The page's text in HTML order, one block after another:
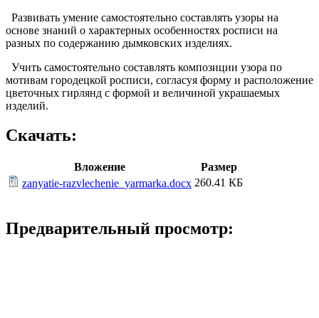
Развивать умение самостоятельно составлять узоры на
основе знаний о характерных особенностях росписи на
разных по содержанию дымковских изделиях.
Учить самостоятельно составлять композиции узора по
мотивам городецкой росписи, согласуя форму и расположение
цветочных гирлянд с формой и величиной украшаемых
изделий.
Скачать:
Вложение
Размер
zanyatie-razvlechenie_yarmarka.docx 260.41 КБ
Предварительный просмотр: